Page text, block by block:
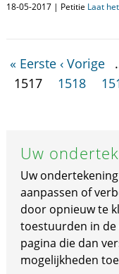
18-05-2017 | Petitie Laat
« Eerste ‹ Vorige
1517
1518
Uw
Uw
aanpassen of
door opnieuw te
toestuurden in de
pagina die dan
mogelijkheden